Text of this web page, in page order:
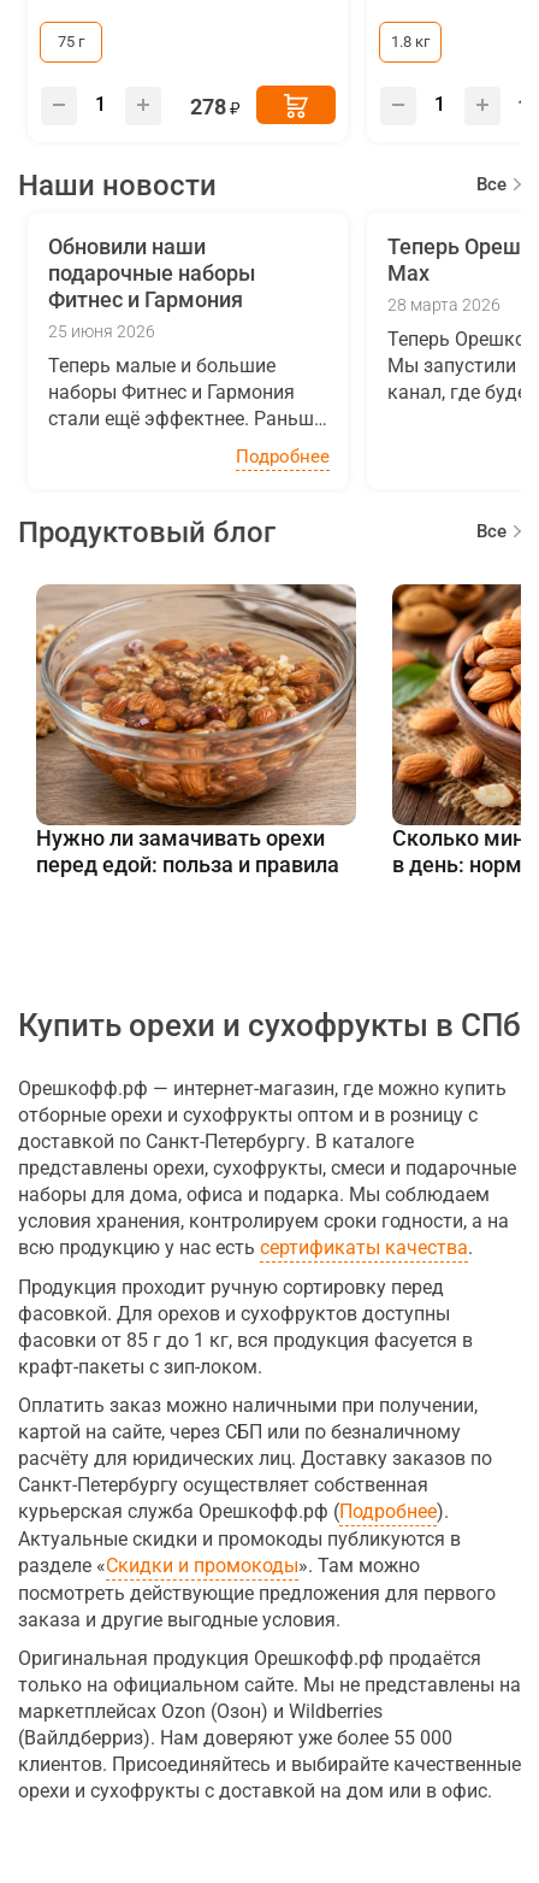
75 г
278
1.8 кг
Наши новости
Все
Обновили наши
подарочные наборы
Фитнес и Гармония
25 июня 2026
Теперь малые и большие
наборы Фитнес и Гармония
стали ещё эффектнее. Раньше
вся красота содержимого
скрывалась под закрытой
заменили её на стильную
крышку с круглым...
Подробнее
Теперь
Max
28 марта 2026
Теперь
Мы запустили
канал, где
на канал...
Продуктовый блог Все
Нужно ли замачивать орехи
перед едой: польза и правила
Сколько
в день: норма
Купить орехи и сухофрукты в СПб
Орешкофф.рф — интернет-магазин, где можно купить
отборные орехи и сухофрукты оптом и в розницу с
доставкой по Санкт-Петербургу. В каталоге
представлены орехи, сухофрукты, смеси и подарочные
наборы для дома, офиса и подарка. Мы соблюдаем
условия хранения, контролируем сроки годности, а на
всю продукцию у нас есть сертификаты качества.
Продукция проходит ручную сортировку перед
фасовкой. Для орехов и сухофруктов доступны
фасовки от 85 г до 1 кг, вся продукция фасуется в
крафт-пакеты с зип-локом.
Оплатить заказ можно наличными при получении,
картой на сайте, через СБП или по безналичному
расчёту для юридических лиц. Доставку заказов по
Санкт-Петербургу осуществляет собственная
курьерская служба Орешкофф.рф (Подробнее).
Актуальные скидки и промокоды публикуются в
разделе «Скидки и промокоды». Там можно
посмотреть действующие предложения для первого
заказа и другие выгодные условия.
Оригинальная продукция Орешкофф.рф продаётся
только на официальном сайте. Мы не представлены на
маркетплейсах Ozon (Озон) и Wildberries
(Вайлдберриз). Нам доверяют уже более 55 000
клиентов. Присоединяйтесь и выбирайте качественные
орехи и сухофрукты с доставкой на дом или в офис.